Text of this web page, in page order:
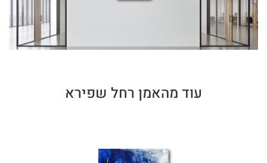
עוד מהאמן רחל שפירא